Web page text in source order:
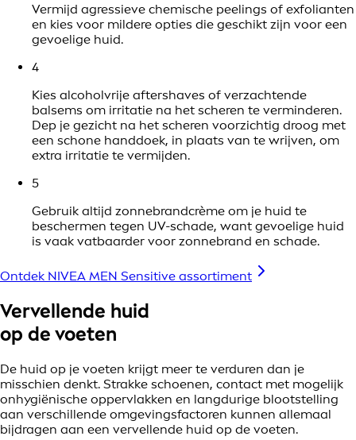
Vermijd agressieve chemische peelings of exfolianten
en kies voor mildere opties die geschikt zijn voor een
gevoelige huid.
4
Kies alcoholvrije aftershaves of verzachtende
balsems om irritatie na het scheren te verminderen.
Dep je gezicht na het scheren voorzichtig droog met
een schone handdoek, in plaats van te wrijven, om
extra irritatie te vermijden.
5
Gebruik altijd zonnebrandcrème om je huid te
beschermen tegen UV-schade, want gevoelige huid
is vaak vatbaarder voor zonnebrand en schade.
Ontdek NIVEA MEN Sensitive assortiment
Vervellende huid
op de voeten
De huid op je voeten krijgt meer te verduren dan je
misschien denkt. Strakke schoenen, contact met mogelijk
onhygiënische oppervlakken en langdurige blootstelling
aan verschillende omgevingsfactoren kunnen allemaal
bijdragen aan een vervellende huid op de voeten.